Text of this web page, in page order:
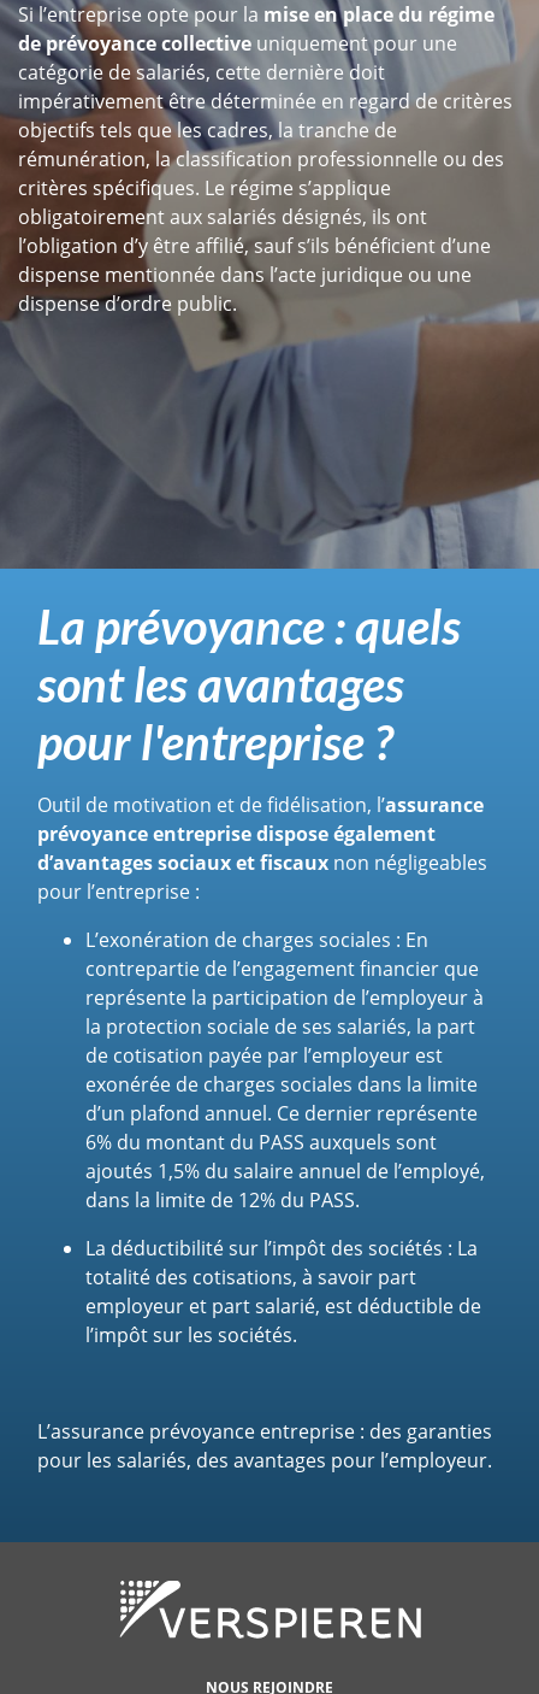
Si l’entreprise opte pour la mise en place du régime
de prévoyance collective uniquement pour une
catégorie de salariés, cette dernière doit
impérativement être déterminée en regard de critères
objectifs tels que les cadres, la tranche de
rémunération, la classification professionnelle ou des
critères spécifiques. Le régime s’applique
obligatoirement aux salariés désignés, ils ont
l’obligation d’y être affilié, sauf s’ils bénéficient d’une
dispense mentionnée dans l’acte juridique ou une
dispense d’ordre public.
La prévoyance : quels
sont les avantages
pour l'entreprise ?
Outil de motivation et de fidélisation, l’assurance
prévoyance entreprise dispose également
d’avantages sociaux et fiscaux non négligeables
pour l’entreprise :
L’exonération de charges sociales : En
contrepartie de l’engagement financier que
représente la participation de l’employeur à
la protection sociale de ses salariés, la part
de cotisation payée par l’employeur est
exonérée de charges sociales dans la limite
d’un plafond annuel. Ce dernier représente
6% du montant du PASS auxquels sont
ajoutés 1,5% du salaire annuel de l’employé,
dans la limite de 12% du PASS.
La déductibilité sur l’impôt des sociétés : La
totalité des cotisations, à savoir part
employeur et part salarié, est déductible de
l’impôt sur les sociétés.
L’assurance prévoyance entreprise : des garanties
pour les salariés, des avantages pour l’employeur.
NOUS REJOINDRE